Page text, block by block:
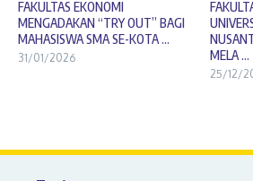
FAKULTAS EKONOMI
MENGADAKAN “TRY OUT” BAGI
MAHASISWA SMA SE-KOTA ...
31/01/2026
MELA ...
25/12/